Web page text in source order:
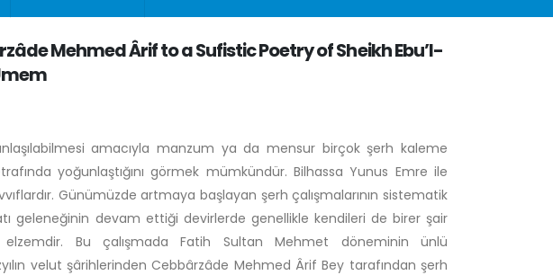
Mehmed Ârif to a Sufistic Poetry of Sheikh Ebu’l-
amacıyla manzum ya da mensur birçok şerh kaleme
yoğunlaştığını görmek mümkündür. Bilhassa Yunus Emre ile
Günümüzde artmaya başlayan şerh çalışmalarının sistematik
geleneğinin devam ettiği devirlerde genellikle kendileri de birer şair
Bu çalışmada Fatih Sultan Mehmet döneminin ünlü
velut şârihlerinden Cebbârzâde Mehmed Ârif Bey tarafından şerh